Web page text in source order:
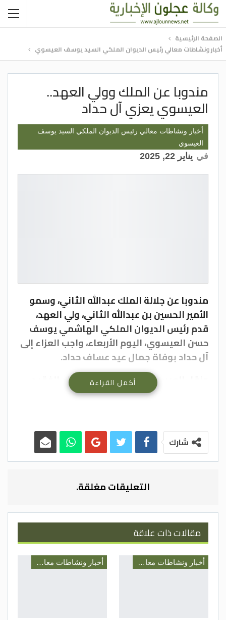
الصفحة الرئيسية
أخبار ونشاطات معالي رئيس الديوان الملكي السيد يوسف العيسوي
مندوبا عن الملك وولي العهد..
العيسوي يعزي آل حداد
أخبار ونشاطات معالي رئيس الديوان الملكي السيد يوسف
العيسوي
في يناير 22, 2025
مندوبا عن جلالة الملك عبدالله الثاني، وسمو
الأمير الحسين بن عبدالله الثاني، ولي العهد،
قدم رئيس الديوان الملكي الهاشمي يوسف
حسن العيسوي، اليوم الأربعاء، واجب العزاء إلى
آل حداد بوفاة جمال عيد عساف حداد.
ونقل العيسوي، خلال زيارته بيت عزاء الفقيد،
في محافظة العاصمة، تعازي ومواساة جلالة
يتغمده بواسع رحمته.
أكمل القراءة
شارك
التعليقات مغلقة.
مقالات ذات علاقة
أخبار ونشاطات معالي رئيس الديوان الملكي السيد يوسف العيسوي أخبار ونشاطات معالي رئيس الديوان الملكي السيد يوسف العيسوي